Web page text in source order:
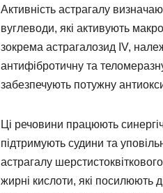
Активність астрагалу
вуглеводи, які активують
зокрема астрагалозид IV,
антифібротичну та
забезпечують потужну
Ці речовини працюють
підтримують судини та
астрагалу
жирні кислоти, які посилюють